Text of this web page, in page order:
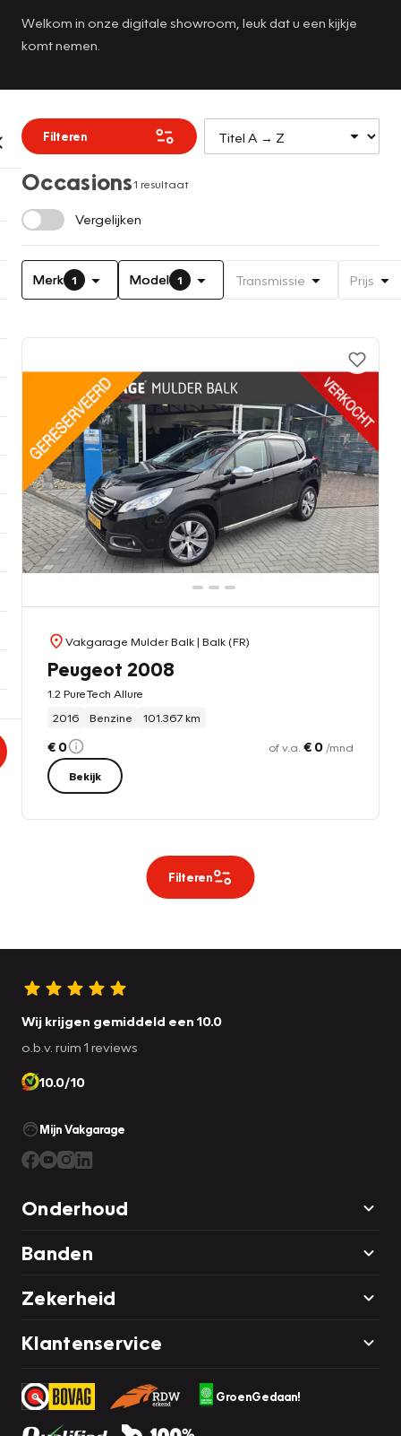
Welkom in onze digitale showroom, leuk dat u een kijkje
komt nemen.
Filteren
Occasions1 resultaat
Vergelijken
Merk 1 Model 1 Transmissie Prijs
Vakgarage Mulder Balk| Balk (FR)
Peugeot 2008
1.2 PureTech Allure
2016
Benzine 101.367 km
€ 0 of v.a. € 0 /mnd
Bekijk
Filteren
Wij krijgen gemiddeld een 10.0
o.b.v. ruim 1 reviews
10.0/10
Mijn Vakgarage
Onderhoud
Banden
Zekerheid
Klantenservice
GroenGedaan!